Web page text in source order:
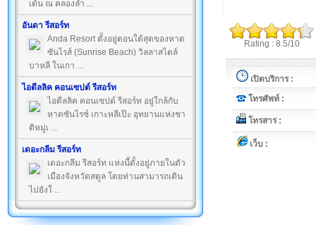
เต้น ณ คลองลำ ...
อันดา รีสอร์ท
Anda Resort ตั้งอยู่ตอนใต้สุดของหาด
ซันไรส์ (Sunrise Beach) วิลลาสไตล์
บาหลี ในเกา ...
ไอดีลลิค คอนเซปต์ รีสอร์ท
ไอดีลลิค คอนเซปต์ รีสอร์ท อยู่ใกล้กับ
หาดซันไรซ์ เกาะหลีเป๊ะ อุทยานแห่งชา
ติหมู่เ ...
เดอะกลีม รีสอร์ท
เดอะกลีม รีสอร์ท แห่งนี้ตั้งอยู่ภายในตัว
เมืองจังหวัดสตูล โดยท่านสามารถเดิน
ไปยังใ ...
Rating : 8.5/10
เปิดบริการ :
โทรศัพท์ :
โทรสาร :
เว็บ :